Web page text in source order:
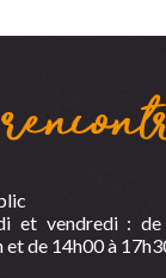
et vendredi :
et de 14h00 à